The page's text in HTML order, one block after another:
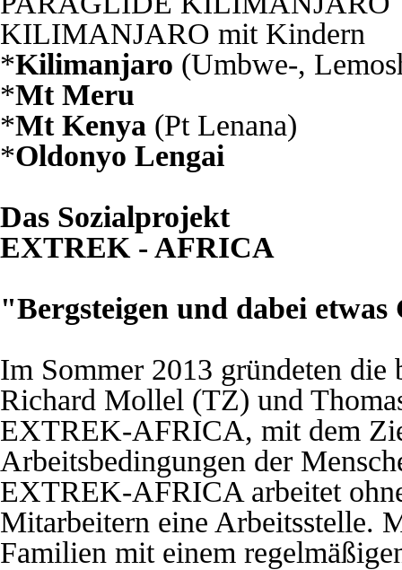
KILIMANJARO mit Kindern
*Kilimanjaro (Umbwe-,
*Mt Meru
*Mt Kenya (Pt Lenana)
*Oldonyo Lengai
Das Sozialprojekt
EXTREK - AFRICA
"Bergsteigen und dabei
Im Sommer 2013 gründeten
Richard Mollel (TZ) und
EXTREK-AFRICA, mit dem
Arbeitsbedingungen der
EXTREK-AFRICA arbeitet
Mitarbeitern eine Arbeitsstelle.
Familien mit einem